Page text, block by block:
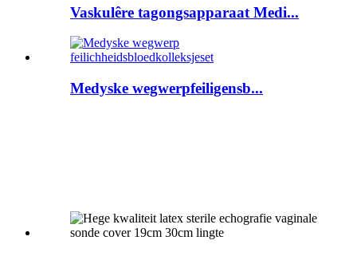
Vaskulêre tagongsapparaat Medi...
Medyske wegwerpfeiligensb...